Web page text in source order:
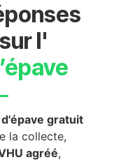
l'
gratuit
la collecte,
agréé,